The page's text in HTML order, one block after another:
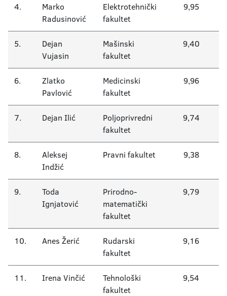
4.
Marko
Radusinović
Elektrotehnički
fakultet
9,95
5.
Dejan
Vujasin
Mašinski
fakultet
9,40
6.
Zlatko
Pavlović
Medicinski
fakultet
9,96
7. Dejan Ilić
Poljoprivredni
fakultet
9,74
8.
Aleksej
Indžić
Pravni fakultet 9,38
9.
Toda
Ignjatović
Prirodno-
matematički
fakultet
9,79
10. Anes Žerić
Rudarski
fakultet
9,16
11. Irena Vinčić
Tehnološki
fakultet
9,54